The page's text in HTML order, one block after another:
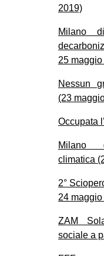
2019)
Milano
25
Nessun
(23
Occupata
Milano
climatica
2°
24
ZAM
sociale a